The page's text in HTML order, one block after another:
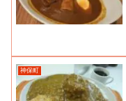
神保町